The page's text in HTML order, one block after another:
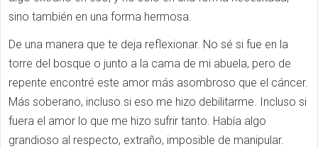
sino también en una forma hermosa.
De una manera que te deja reflexionar. No sé si fue en la
torre del bosque o junto a la cama de mi abuela, pero de
repente encontré este amor más asombroso que el cáncer.
Más soberano, incluso si eso me hizo debilitarme. Incluso si
fuera el amor lo que me hizo sufrir tanto. Había algo
grandioso al respecto, extraño, imposible de manipular.